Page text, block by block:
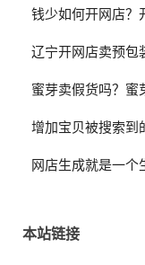
钱少如何开网店？
辽宁开网店卖预包
蜜芽卖假货吗？蜜
增加宝贝被搜索到
网店生成就是一个
本站链接